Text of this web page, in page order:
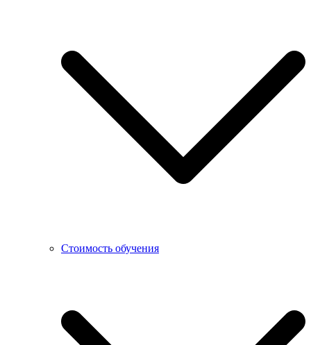
Стоимость обучения